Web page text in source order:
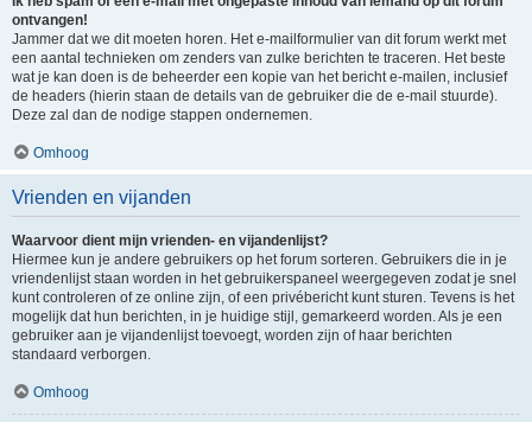
ontvangen!
Jammer dat we dit moeten horen. Het e-mailformulier van dit forum werkt met
een aantal technieken om zenders van zulke berichten te traceren. Het beste
wat je kan doen is de beheerder een kopie van het bericht e-mailen, inclusief
de headers (hierin staan de details van de gebruiker die de e-mail stuurde).
Deze zal dan de nodige stappen ondernemen.
Omhoog
Vrienden en vijanden
Waarvoor dient mijn vrienden- en vijandenlijst?
Hiermee kun je andere gebruikers op het forum sorteren. Gebruikers die in je
vriendenlijst staan worden in het gebruikerspaneel weergegeven zodat je snel
kunt controleren of ze online zijn, of een privébericht kunt sturen. Tevens is het
mogelijk dat hun berichten, in je huidige stijl, gemarkeerd worden. Als je een
gebruiker aan je vijandenlijst toevoegt, worden zijn of haar berichten
standaard verborgen.
Omhoog